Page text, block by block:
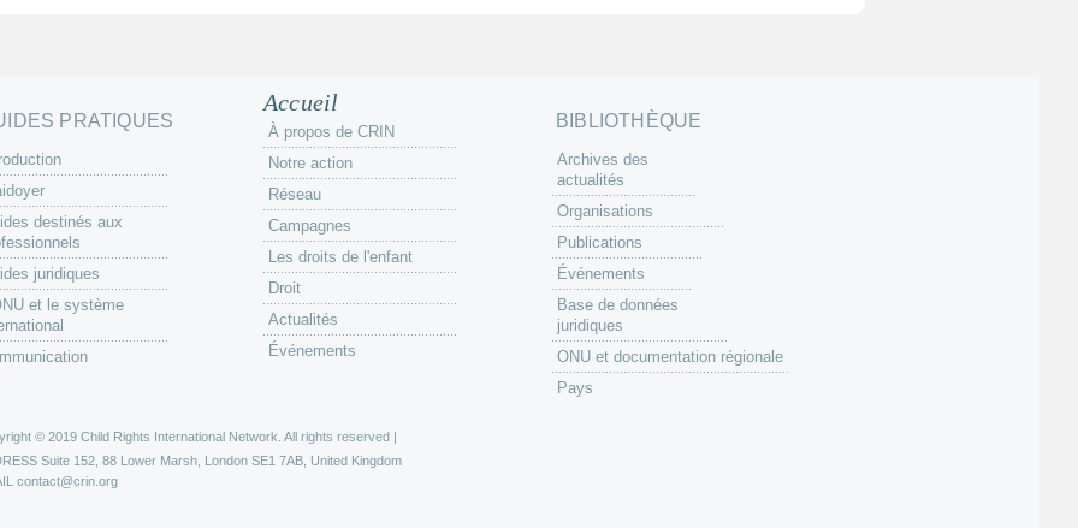
PRATIQUES
destinés aux
juridiques
et le système
Accueil
À propos de CRIN
Notre action
Réseau
Campagnes
Les droits de l'enfant
Droit
Actualités
Événements
BIBLIOTHÈQUE
Archives des
actualités
Organisations
Publications
Événements
Base de données
juridiques
ONU et documentation régionale
Pays
© 2019 Child Rights International Network. All rights reserved |
Suite 152, 88 Lower Marsh, London SE1 7AB, United Kingdom
contact@crin.org